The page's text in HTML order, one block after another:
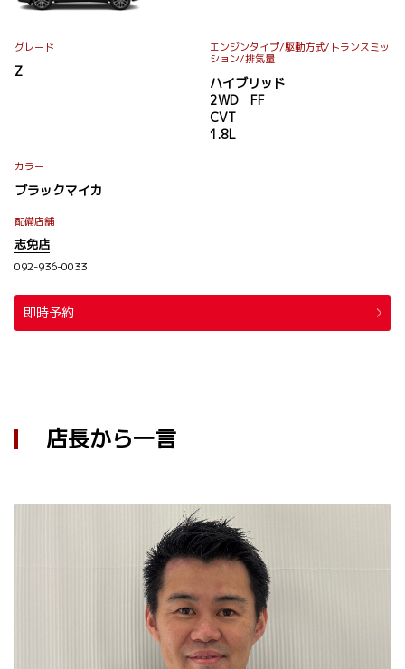
グレード
Z
エンジンタイプ/駆動方式/ トランスミッ
ション/排気量
ハイブリッド
2WD FF
CVT
1.8L
カラー
ブラックマイカ
配備店舗
志免店
092-936-0033
即時予約
店長から一言